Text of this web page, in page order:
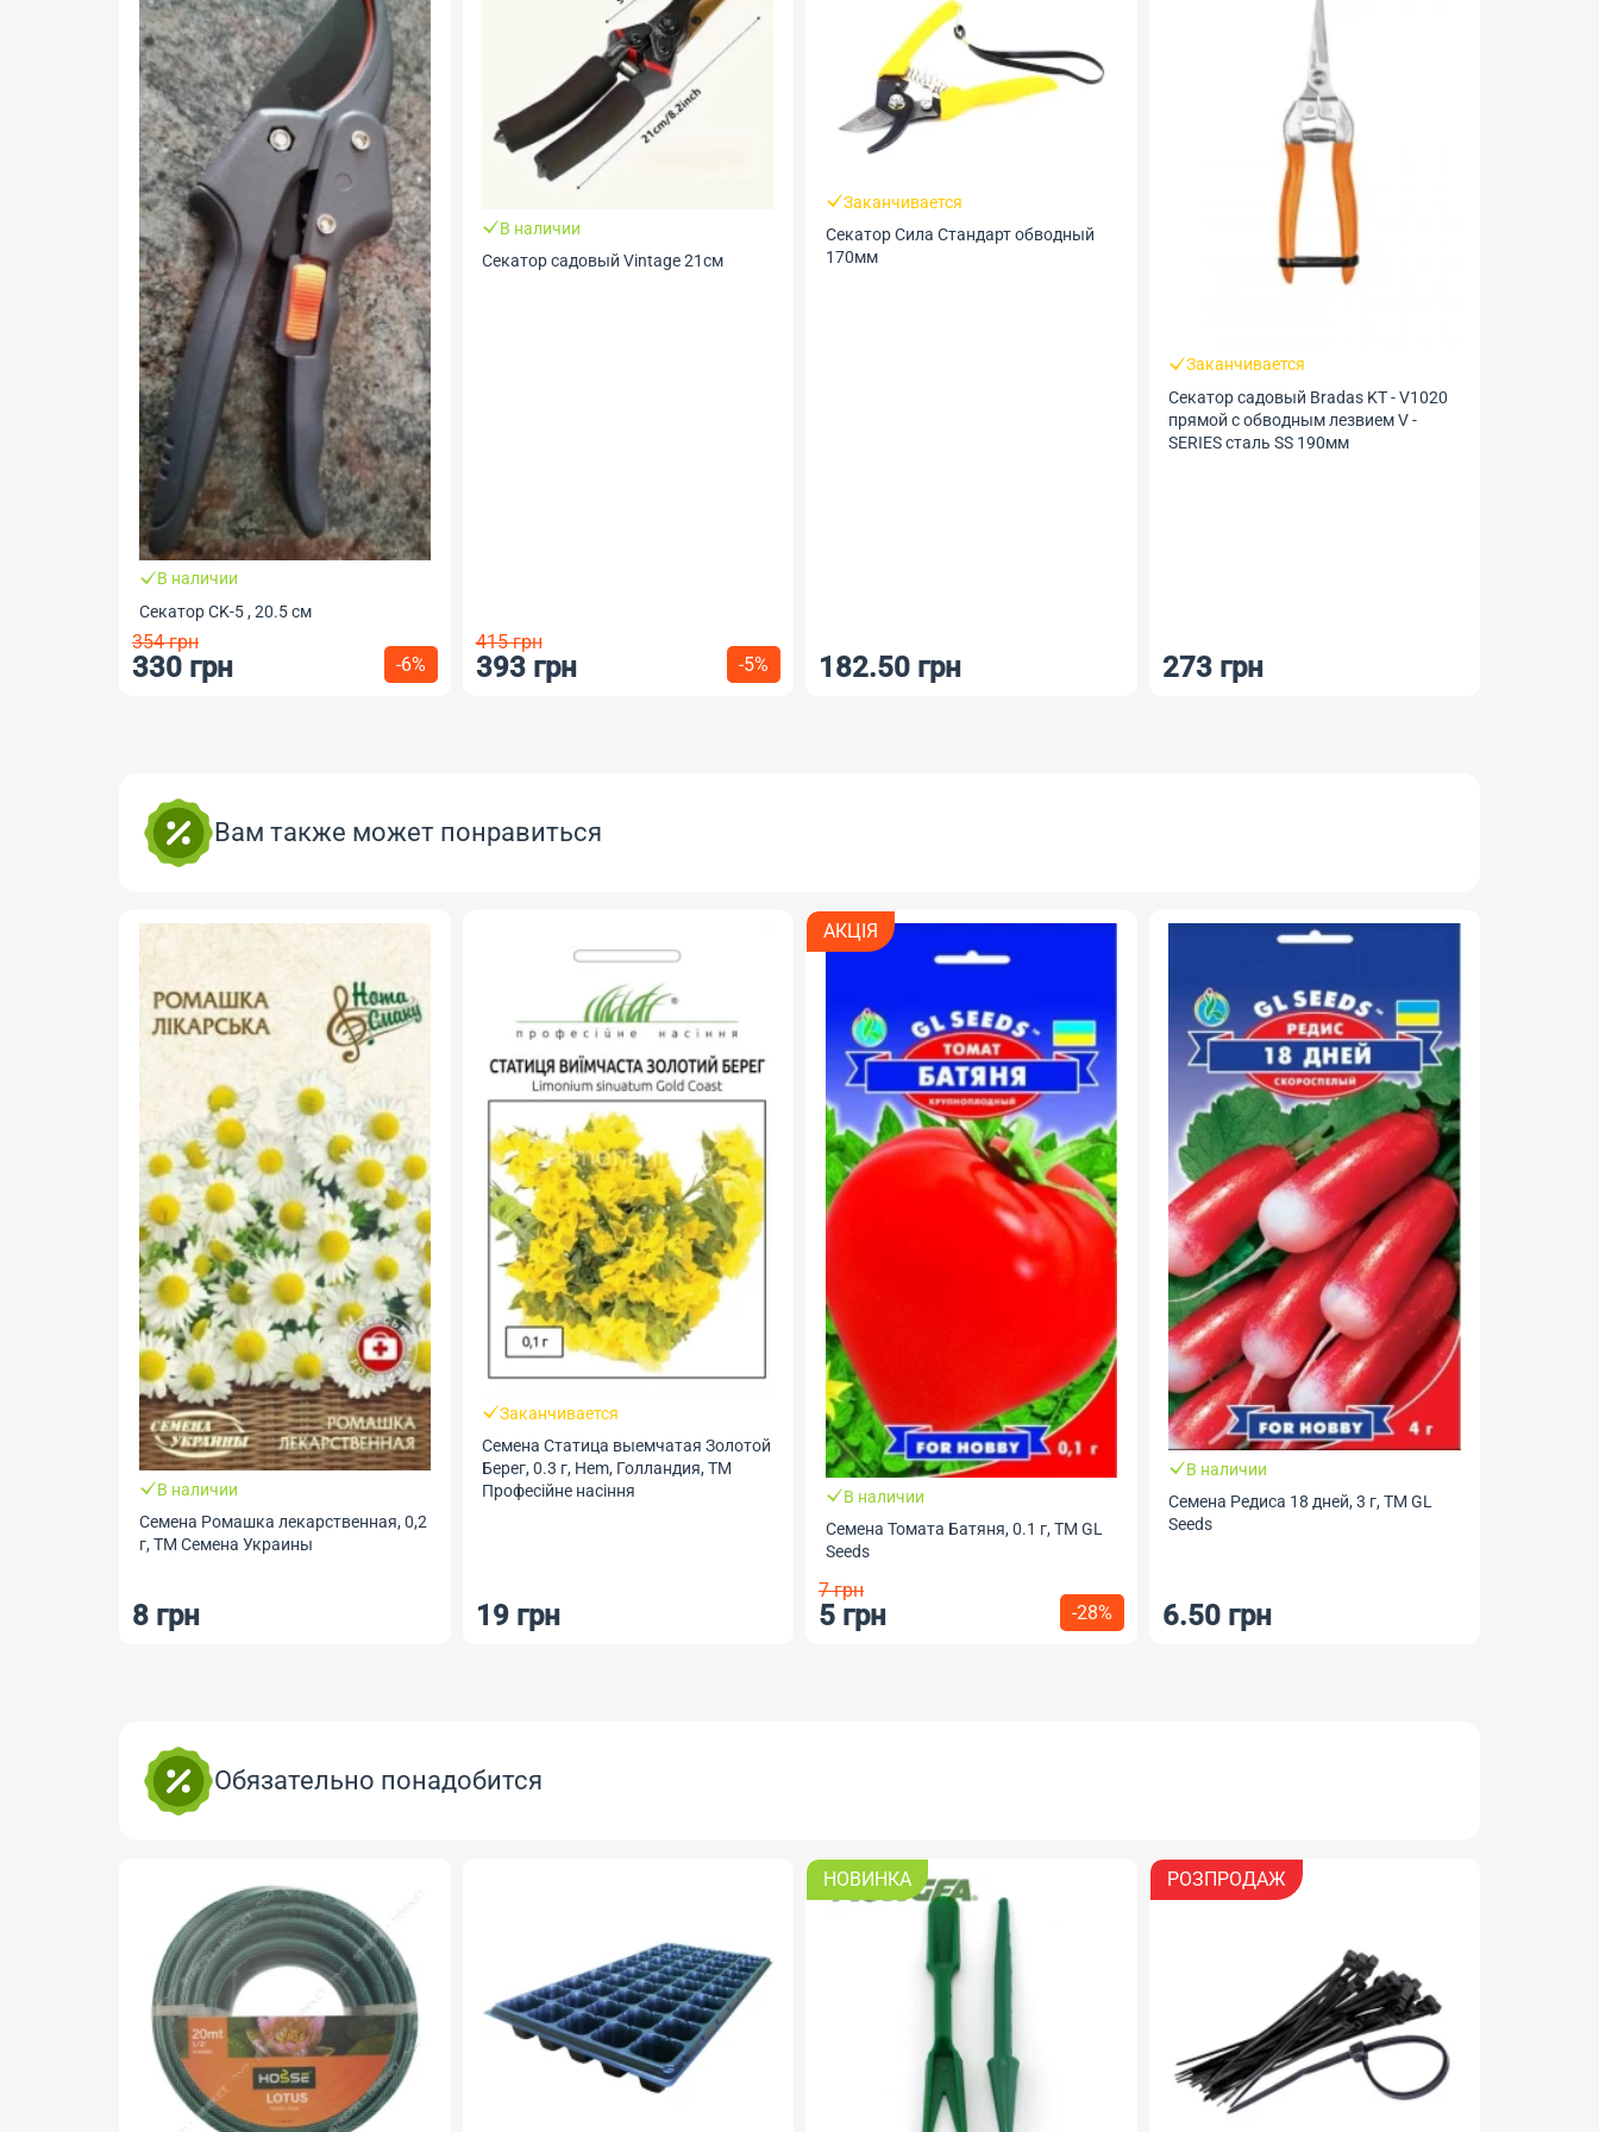
В наличии
Секатор CK-5 , 20.5 см
354 грн
330 грн -6%
В наличии
Секатор садовый Vintage 21см
415 грн
393 грн -5%
Заканчивается
Секатор Сила Стандарт обводный
170мм
182.50 грн
Заканчивается
Секатор садовый Bradas KT - V1020
прямой с обводным лезвием V -
SERIES сталь SS 190мм
273 грн
Вам также может понравиться
В наличии
Семена Ромашка лекарственная, 0,2
г, ТМ Семена Украины
8 грн
Заканчивается
Семена Статица выемчатая Золотой
Берег, 0.3 г, Hem, Голландия, ТМ
Професійне насіння
19 грн
АКЦІЯ
В наличии
Семена Томата Батяня, 0.1 г, ТМ GL
Seeds
7 грн
5 грн -28%
В наличии
Семена Редиса 18 дней, 3 г, ТМ GL
Seeds
6.50 грн
Обязательно понадобится
НОВИНКА РОЗПРОДАЖ